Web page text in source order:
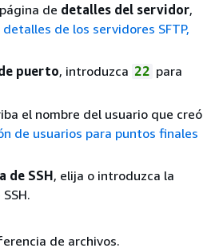
de detalles del servidor,
detalles de los servidores SFTP,
puerto, introduzca 22 para
el nombre del usuario que creó
de usuarios para puntos finales
de SSH, elija o introduzca la
de archivos.